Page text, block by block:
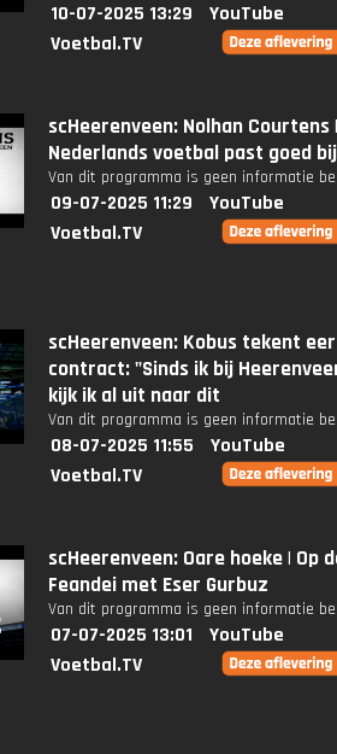
10-07-2025 13:29
YouTube
Voetbal.TV
scHeerenveen: Nolhan Courtens
Nederlands voetbal past goed
Van dit programma is geen informatie
09-07-2025 11:29
YouTube
Voetbal.TV
scHeerenveen: Kobus tekent
contract: "Sinds ik bij
kijk ik al uit naar dit
Van dit programma is geen informatie
08-07-2025 11:55
YouTube
Voetbal.TV
scHeerenveen: Oare hoeke | Op
Feandei met Eser Gurbuz
Van dit programma is geen informatie
07-07-2025 13:01
YouTube
Voetbal.TV